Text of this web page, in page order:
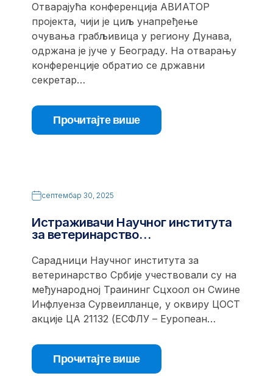
Отварајућа конференција АВИАТОР
пројекта, чији је циљ унапређење
очувања грабљивица у региону Дунава,
одржана је јуче у Београду. На отварању
конференције обратио се државни
секретар…
Прочитајте више
септембар 30, 2025
Истраживачи Научног института
за ветеринарство…
Сарадници Научног института за
ветеринарство Србије учествовали су на
међународној Траининг Сцхоол он Сwине
Инфлуенза Сурвеилланце, у оквиру ЦОСТ
акције ЦА 21132 (ЕСФЛУ – Еуропеан…
Прочитајте више